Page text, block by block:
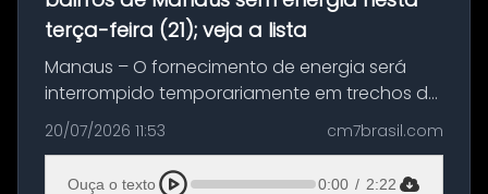
terça-feira (21); veja a lista
Manaus – O fornecimento de energia será
interrompido temporariamente em trechos de
sete bairros de Manaus nesta terça-feira (21).
A suspensão programada ocorrerá para a
execução de serviços de manuten...
20/07/2026 11:53 cm7brasil.com
Ouça o texto 0:00 / 2:22